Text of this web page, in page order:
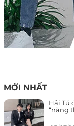
MỚI NHẤT
Hải Tú
“nàng